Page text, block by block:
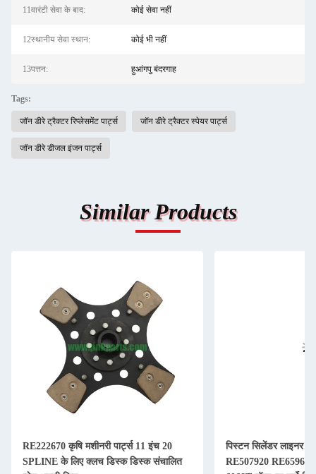
11वारंटी सेवा के बाद: कोई सेवा नहीं
12स्थानीय सेवा स्थान: कोई भी नहीं
13पत्तन: हुआंगपु बंदरगाह
Tags:
जॉन डीरे ट्रैक्टर रिप्लेसमेंट पार्ट्स जॉन डीरे ट्रैक्टर स्पेयर पार्ट्स
जॉन डीरे डीजल इंजन पार्ट्स
Similar Products
RE222670 कृषि मशीनरी पार्ट्स 11 इंच 20
SPLINE के लिए क्लच डिस्क डिस्क संचालित
पिस्टन सिलेंडर लाइनर
RE507920 RE65967